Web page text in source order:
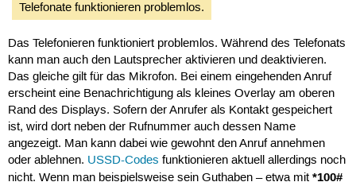
Telefonate funktionieren problemlos.
Das Telefonieren funktioniert problemlos. Während des Telefonats
kann man auch den Lautsprecher aktivieren und deaktivieren.
Das gleiche gilt für das Mikrofon. Bei einem eingehenden Anruf
erscheint eine Benachrichtigung als kleines Overlay am oberen
Rand des Displays. Sofern der Anrufer als Kontakt gespeichert
ist, wird dort neben der Rufnummer auch dessen Name
angezeigt. Man kann dabei wie gewohnt den Anruf annehmen
oder ablehnen. USSD-Codes funktionieren aktuell allerdings noch
nicht. Wenn man beispielsweise sein Guthaben – etwa mit *100#